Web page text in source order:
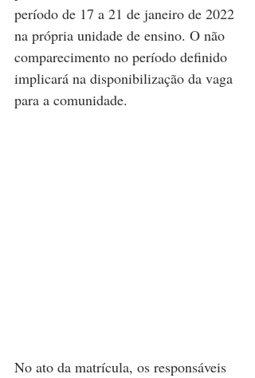
período de 17 a 21 de janeiro de 2022
na própria unidade de ensino. O não
comparecimento no período definido
implicará na disponibilização da vaga
para a comunidade.
No ato da matrícula, os responsáveis